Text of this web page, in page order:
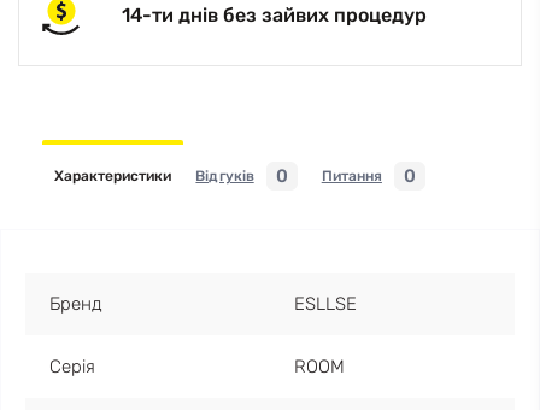
14-ти днів без зайвих процедур
Характеристики Відгуків 0 Питання 0
Бренд ESLLSE
Серія ROOM